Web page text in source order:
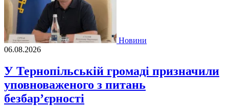
Новини
06.08.2026
У Тернопільській громаді призначили
уповноваженого з питань
безбар’єрності